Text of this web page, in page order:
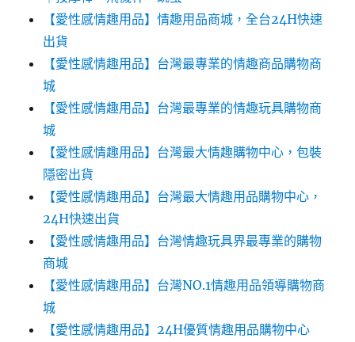
【愛性感情趣用品】情趣用品商城，全台24H快速
出貨
【愛性感情趣用品】台灣最專業的情趣商品購物商
城
【愛性感情趣用品】台灣最專業的情趣玩具購物商
城
【愛性感情趣用品】台灣最大情趣購物中心，包裝
隱密出貨
【愛性感情趣用品】台灣最大情趣用品購物中心，
24H快速出貨
【愛性感情趣用品】台灣情趣玩具界最專業的購物
商城
【愛性感情趣用品】台灣NO.1情趣用品領導購物商
城
【愛性感情趣用品】24H優質情趣用品購物中心